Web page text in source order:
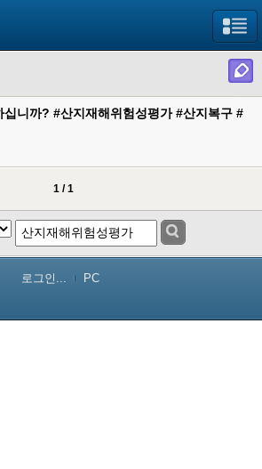
십니까? #산지재해위험성평가 #산지복구 #
1 / 1
로그인... PC